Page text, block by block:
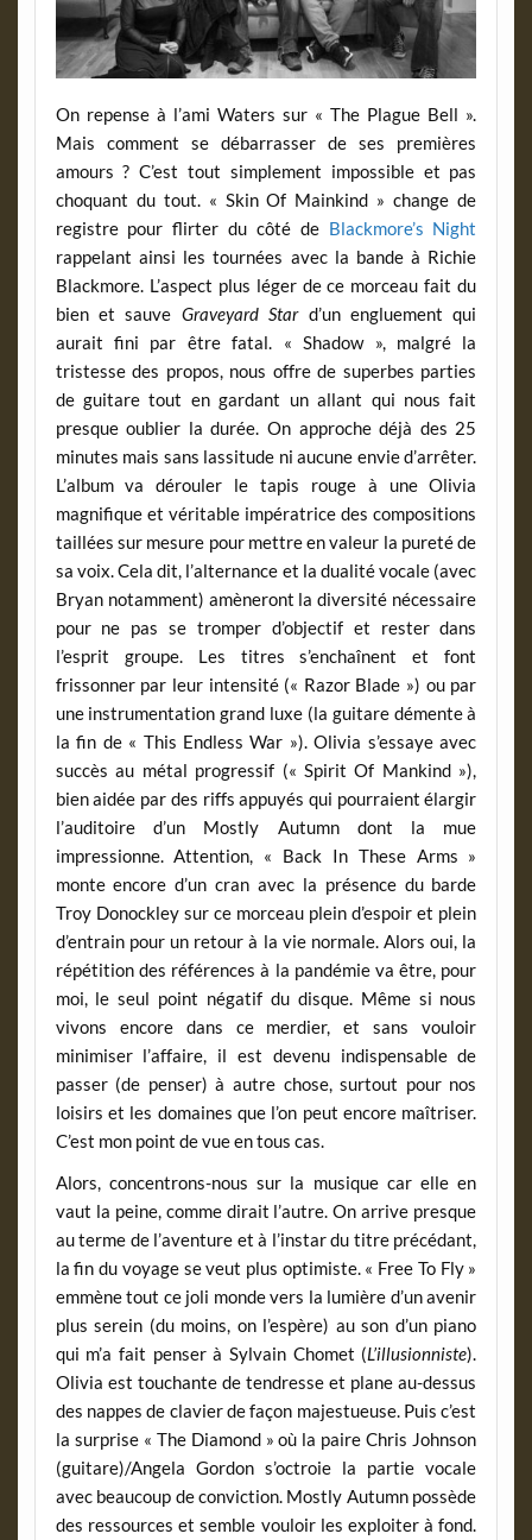
On repense à l’ami Waters sur « The Plague Bell ».
Mais comment se débarrasser de ses premières
amours ? C’est tout simplement impossible et pas
choquant du tout. « Skin Of Mainkind » change de
registre pour flirter du côté de Blackmore’s Night
rappelant ainsi les tournées avec la bande à Richie
Blackmore. L’aspect plus léger de ce morceau fait du
bien et sauve Graveyard Stard’un engluement qui
aurait fini par être fatal. « Shadow », malgré la
tristesse des propos, nous offre de superbes parties
de guitare tout en gardant un allant qui nous fait
presque oublier la durée. On approche déjà des 25
minutes mais sans lassitude ni aucune envie d’arrêter.
L’album va dérouler le tapis rouge à une Olivia
magnifique et véritable impératrice des compositions
taillées sur mesure pour mettre en valeur la pureté de
sa voix. Cela dit, l’alternance et la dualité vocale (avec
Bryan notamment) amèneront la diversité nécessaire
pour ne pas se tromper d’objectif et rester dans
l’esprit groupe. Les titres s’enchaînent et font
frissonner par leur intensité (« Razor Blade ») ou par
une instrumentation grand luxe (la guitare démente à
la fin de « This Endless War »). Olivia s’essaye avec
succès au métal progressif (« Spirit Of Mankind »),
bien aidée par des riffs appuyés qui pourraient élargir
l’auditoire d’un Mostly Autumn dont la mue
impressionne. Attention, « Back In These Arms »
monte encore d’un cran avec la présence du barde
Troy Donockley sur ce morceau plein d’espoir et plein
d’entrain pour un retour à la vie normale. Alors oui, la
répétition des références à la pandémie va être, pour
moi, le seul point négatif du disque. Même si nous
vivons encore dans ce merdier, et sans vouloir
minimiser l’affaire, il est devenu indispensable de
passer (de penser) à autre chose, surtout pour nos
loisirs et les domaines que l’on peut encore maîtriser.
C’est mon point de vue en tous cas.
Alors, concentrons-nous sur la musique car elle en
vaut la peine, comme dirait l’autre. On arrive presque
au terme de l’aventure et à l’instar du titre précédant,
la fin du voyage se veut plus optimiste. « Free To Fly »
emmène tout ce joli monde vers la lumière d’un avenir
plus serein (du moins, on l’espère) au son d’un piano
qui m’a fait penser à Sylvain Chomet (L’illusionniste).
Olivia est touchante de tendresse et plane au-dessus
des nappes de clavier de façon majestueuse. Puis c’est
la surprise « The Diamond » où la paire Chris Johnson
(guitare)/Angela Gordon s’octroie la partie vocale
avec beaucoup de conviction. Mostly Autumn possède
des ressources et semble vouloir les exploiter à fond.